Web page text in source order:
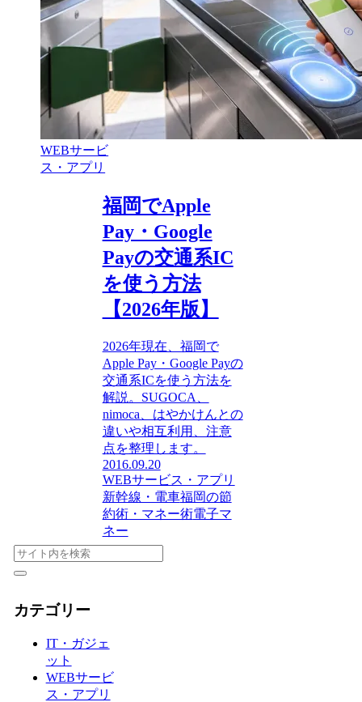
WEBサービ
ス・アプリ
福岡でApple
Pay・Google
Payの交通系IC
を使う方法
【2026年版】
2026年現在、福岡で
Apple Pay・Google Payの
交通系ICを使う方法を
解説。SUGOCA、
nimoca、はやかけんとの
違いや相互利用、注意
点を整理します。
2016.09.20
WEBサービス・アプリ
新幹線・電車福岡の節
約術・マネー術電子マ
ネー
カテゴリー
IT・ガジェ
ット
WEBサービ
ス・アプリ